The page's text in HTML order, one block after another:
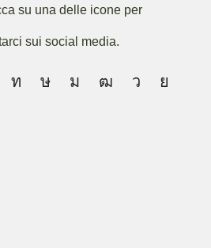
su una delle icone per
sui social media.